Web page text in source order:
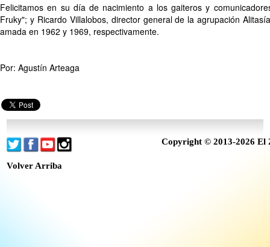
Felicitamos en su día de nacimiento a los gaiteros y
Fruky"; y Ricardo Villalobos, director general de la agrupación
amada en 1962 y 1969, respectivamente.
Por: Agustín Arteaga
Copyright © 2013-2026 El
Volver Arriba